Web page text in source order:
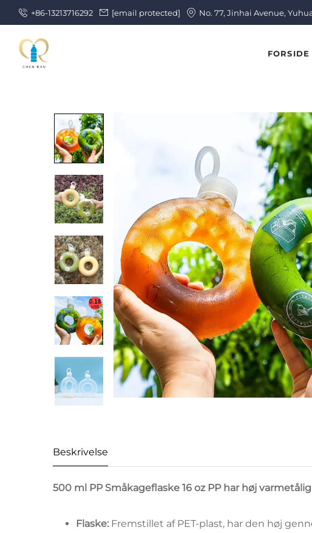
+86-13213716292 [email protected] No. 77, Jinhai Avenue,
FORSIDE
Beskrivelse
500 ml PP Småkageflaske 16 oz PP har høj
Flaske: Fremstillet af PET-plast, har den høj